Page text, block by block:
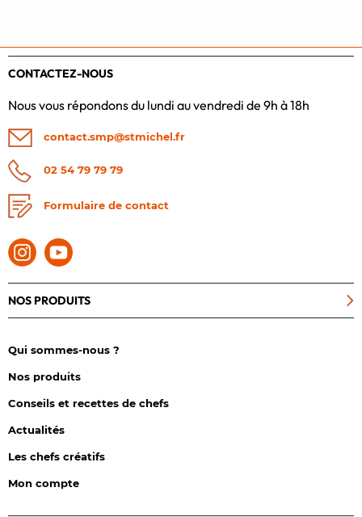
CONTACTEZ-NOUS
Nous vous répondons du lundi au vendredi de 9h à 18h
contact.smp@stmichel.fr
02 54 79 79 79
Formulaire de contact
NOS PRODUITS
Qui sommes-nous ?
Nos produits
Conseils et recettes de chefs
Actualités
Les chefs créatifs
Mon compte